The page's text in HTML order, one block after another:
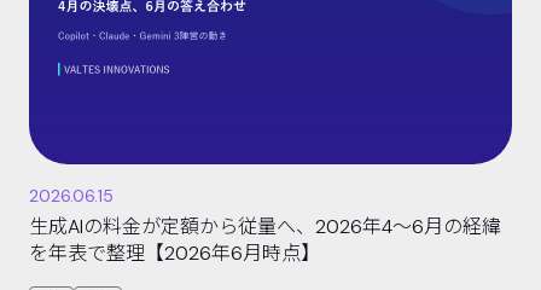
2026.06.15
生成AIの料金が定額から従量へ、2026年4〜6月の経緯
を年表で整理【2026年6月時点】